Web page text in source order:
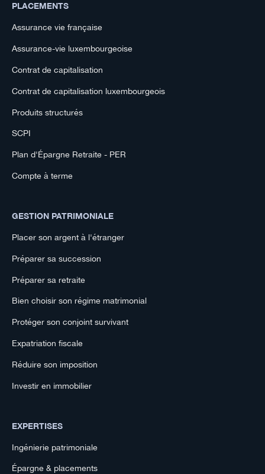
PLACEMENTS
Assurance vie française
Assurance-vie luxembourgeoise
Contrat de capitalisation
Contrat de capitalisation luxembourgeois
Produits structurés
SCPI
Plan d'Épargne Retraite - PER
Compte à terme
GESTION PATRIMONIALE
Placer son argent à l'étranger
Préparer sa succession
Préparer sa retraite
Bien choisir son régime matrimonial
Protéger son conjoint survivant
Expatriation fiscale
Réduire son imposition
Investir en immobilier
EXPERTISES
Ingénierie patrimoniale
Épargne & placements